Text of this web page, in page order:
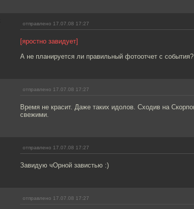
отправлено 17.07.08 17:27
[яростно завидует]
А не планируется ли правильный фотоотчет с события?
отправлено 17.07.08 17:27
Время не красит. Даже таких идолов. Сходив на
свежими.
отправлено 17.07.08 17:27
Завидую чОрной завистью :)
отправлено 17.07.08 17:27